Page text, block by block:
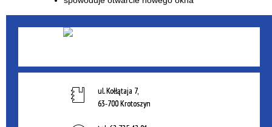
ul. Kołłątaja 7,
63-700 Krotoszyn